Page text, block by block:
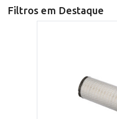
Filtros em Destaque